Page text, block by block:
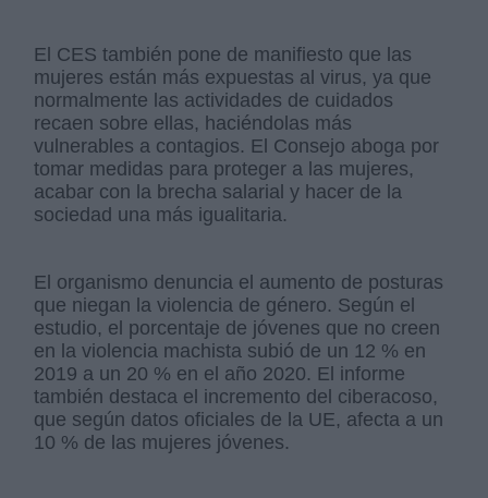
El CES también pone de manifiesto que las
mujeres están más expuestas al virus, ya que
normalmente las actividades de cuidados
recaen sobre ellas, haciéndolas más
vulnerables a contagios. El Consejo aboga por
tomar medidas para proteger a las mujeres,
acabar con la brecha salarial y hacer de la
sociedad una más igualitaria.
El organismo denuncia el aumento de posturas
que niegan la violencia de género. Según el
estudio, el porcentaje de jóvenes que no creen
en la violencia machista subió de un 12 % en
2019 a un 20 % en el año 2020. El informe
también destaca el incremento del ciberacoso,
que según datos oficiales de la UE, afecta a un
10 % de las mujeres jóvenes.